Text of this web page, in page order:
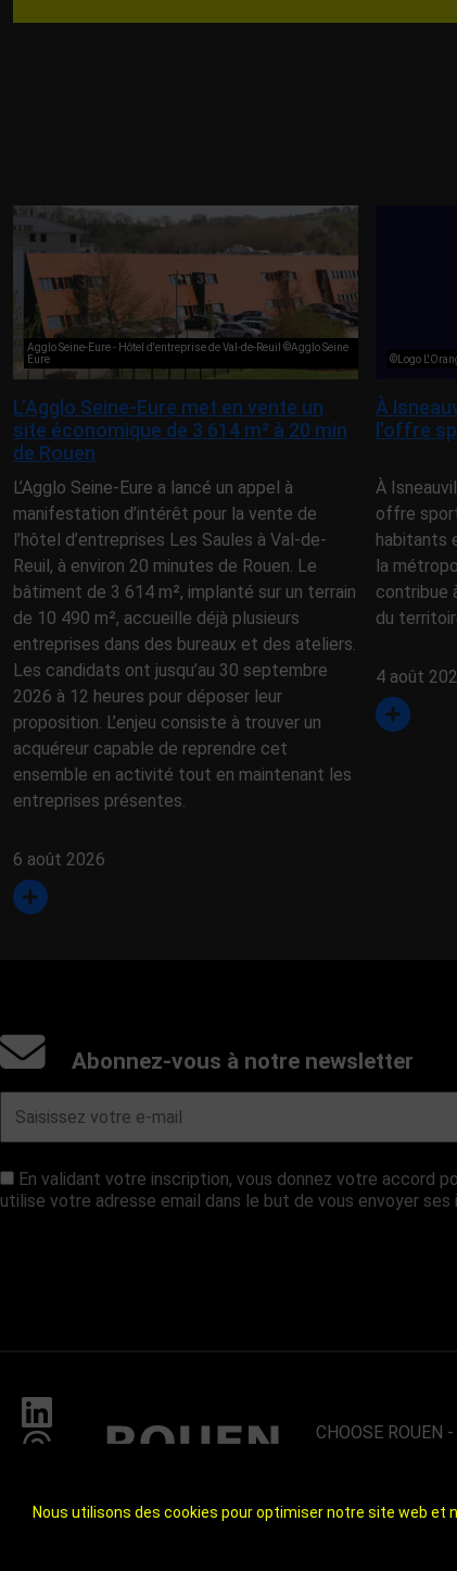
Nous utilisons des cookies pour optimiser notre site web et
Agglo Seine-Eure - Hôtel d'entreprise de Val-de-Reuil ©Agglo Seine
Eure
L’Agglo Seine-Eure met en vente un
site économique de 3 614 m² à 20 min
de Rouen
L’Agglo Seine-Eure a lancé un appel à
manifestation d’intérêt pour la vente de
l’hôtel d’entreprises Les Saules à Val-de-
Reuil, à environ 20 minutes de Rouen. Le
bâtiment de 3 614 m², implanté sur un terrain
de 10 490 m², accueille déjà plusieurs
entreprises dans des bureaux et des ateliers.
Les candidats ont jusqu’au 30 septembre
2026 à 12 heures pour déposer leur
proposition. L’enjeu consiste à trouver un
acquéreur capable de reprendre cet
ensemble en activité tout en maintenant les
entreprises présentes.
6 août 2026
©Logo
À
l’offre
À
offre
habitants
la
contribue
du
4 août
Abonnez-vous à notre newsletter
En validant votre inscription, vous donnez votre accord
utilise votre adresse email dans le but de vous envoyer ses
CHOOSE ROUEN
UN
CHOOSE ROUEN